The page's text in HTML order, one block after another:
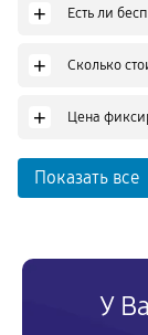
+ Есть ли
+ Сколько
+ Цена
Показать все
У